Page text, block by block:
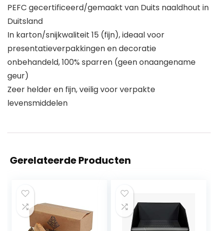
PEFC gecertificeerd/gemaakt van Duits naaldhout in
Duitsland
In karton/snijkwaliteit 15 (fijn), ideaal voor
presentatieverpakkingen en decoratie
onbehandeld, 100% sparren (geen onaangename
geur)
Zeer helder en fijn, veilig voor verpakte
levensmiddelen
Gerelateerde Producten